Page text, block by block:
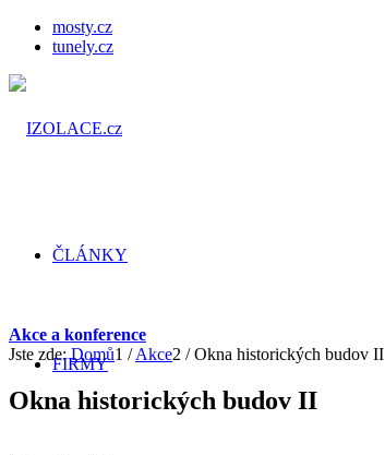
mosty.cz
tunely.cz
ČLÁNKY
FIRMY
Akce a konference
Jste zde: Domů1 / Akce2 / Okna historických budov II
Okna historických budov II